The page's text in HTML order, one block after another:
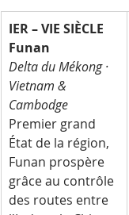
IER – VIE SIÈCLE
Funan
Delta du Mékong ·
Vietnam &
Cambodge
Premier grand
État de la région,
Funan prospère
grâce au contrôle
des routes entre